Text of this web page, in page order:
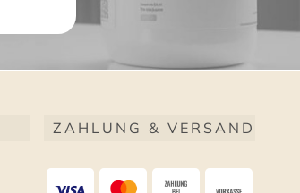
ZAHLUNG & VERSAND